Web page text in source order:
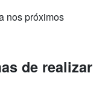
nos próximos
de realizar